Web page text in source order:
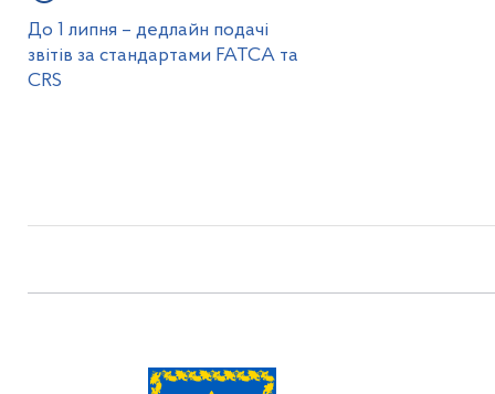
До 1 липня – дедлайн подачі
звітів за стандартами FATCA та
CRS